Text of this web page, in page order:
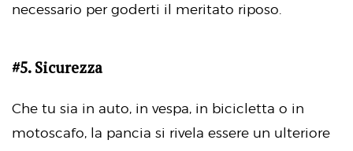
necessario per goderti il meritato riposo.
#5. Sicurezza
Che tu sia in auto, in vespa, in bicicletta o in
motoscafo, la pancia si rivela essere un ulteriore